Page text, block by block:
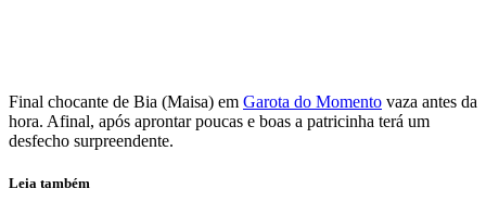
Final chocante de Bia (Maisa) em Garota do Momento vaza antes da
hora. Afinal, após aprontar poucas e boas a patricinha terá um
desfecho surpreendente.
Leia também